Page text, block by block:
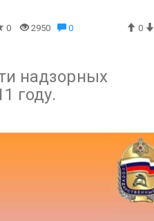
0 2950 0
0
надзорных
году.